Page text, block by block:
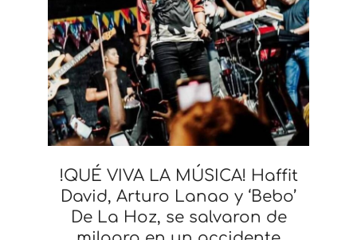
!QUÉ VIVA LA MÚSICA! Haffit
David, Arturo Lanao y ‘Bebo’
De La Hoz, se salvaron de